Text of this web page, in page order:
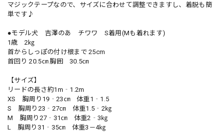
マジックテープなので、サイズに合わせて調整できますし、着脱も簡
単です♪
●モデル犬 吉澤のあ チワワ S着用(Mも着れます)
1歳 2㎏
首からしっぽの付け根まで 25cm
首回り 20.5㎝ 胸囲 30.5㎝
【サイズ】
リードの長さ約1m‐1.2m
XS 胸周り19‐23㎝ 体重1‐1.5
S 胸周り23‐27㎝ 体重1.5‐2㎏
M 胸周り27‐31㎝ 体重2‐3㎏
L 胸周り31‐35㎝ 体重3－4㎏